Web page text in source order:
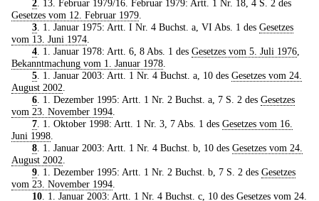
2. 13. Februar 1979/16. Februar 1979: Artt. 1 Nr. 18, 4 S. 2 des
Gesetzes vom 12. Februar 1979
3. 1. Januar 1975: Artt. I Nr. 4 Buchst. a, VI Abs. 1 des Gesetzes
vom 13. Juni 1974
4. 1. Januar 1978: Artt. 6, 8 Abs. 1 des Gesetzes vom 5. Juli 1976,
Bekanntmachung vom 1. Januar 1978
5. 1. Januar 2003: Artt. 1 Nr. 4 Buchst. a, 10 des Gesetzes vom 24.
August 2002
6. 1. Dezember 1995: Artt. 1 Nr. 2 Buchst. a, 7 S. 2 des Gesetzes
vom 23. November 1994
7. 1. Oktober 1998: Artt. 1 Nr. 3, 7 Abs. 1 des Gesetzes vom 16.
Juni 1998
8. 1. Januar 2003: Artt. 1 Nr. 4 Buchst. b, 10 des Gesetzes vom 24.
August 2002
9. 1. Dezember 1995: Artt. 1 Nr. 2 Buchst. b, 7 S. 2 des Gesetzes
vom 23. November 1994
10. 1. Januar 2003: Artt. 1 Nr. 4 Buchst. c, 10 des Gesetzes vom 24.